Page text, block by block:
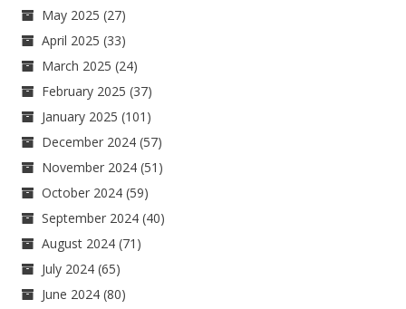
May 2025 (27)
April 2025 (33)
March 2025 (24)
February 2025 (37)
January 2025 (101)
December 2024 (57)
November 2024 (51)
October 2024 (59)
September 2024 (40)
August 2024 (71)
July 2024 (65)
June 2024 (80)